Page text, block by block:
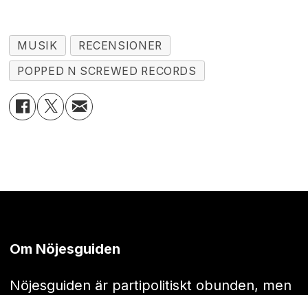
MUSIK
RECENSIONER
POPPED N SCREWED RECORDS
Om Nöjesguiden
Nöjesguiden är partipolitiskt obunden, men